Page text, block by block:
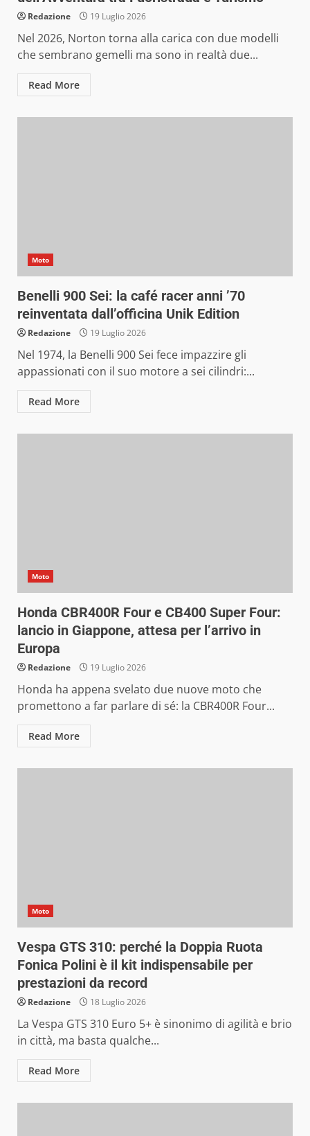
Redazione 19 Luglio 2026
Nel 2026, Norton torna alla carica con due modelli
che sembrano gemelli ma sono in realtà due...
Read More
Moto
Benelli 900 Sei: la café racer anni ’70
reinventata dall’officina Unik Edition
Redazione 19 Luglio 2026
Nel 1974, la Benelli 900 Sei fece impazzire gli
appassionati con il suo motore a sei cilindri:...
Read More
Moto
Honda CBR400R Four e CB400 Super Four:
lancio in Giappone, attesa per l’arrivo in
Europa
Redazione 19 Luglio 2026
Honda ha appena svelato due nuove moto che
promettono a far parlare di sé: la CBR400R Four...
Read More
Moto
Vespa GTS 310: perché la Doppia Ruota
Fonica Polini è il kit indispensabile per
prestazioni da record
Redazione 18 Luglio 2026
La Vespa GTS 310 Euro 5+ è sinonimo di agilità e brio
in città, ma basta qualche...
Read More